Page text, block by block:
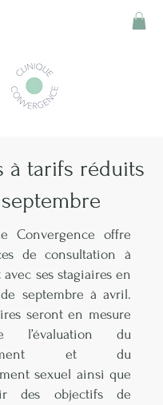
à tarifs réduits
Convergence offre
de consultation à
ses stagiaires en
septembre à avril.
seront en mesure
l’évaluation du
et du
sexuel ainsi que
des objectifs de